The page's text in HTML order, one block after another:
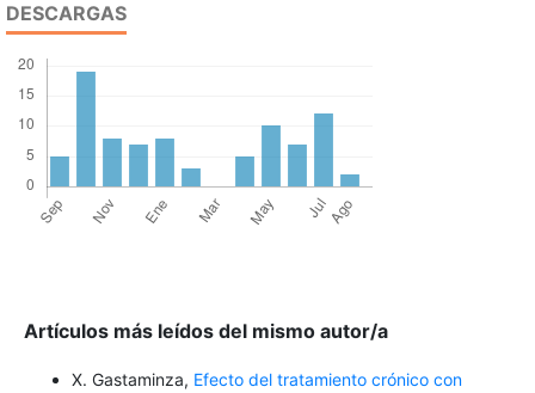
DESCARGAS
Artículos más leídos del mismo autor/a
X. Gastaminza, Efecto del tratamiento crónico con